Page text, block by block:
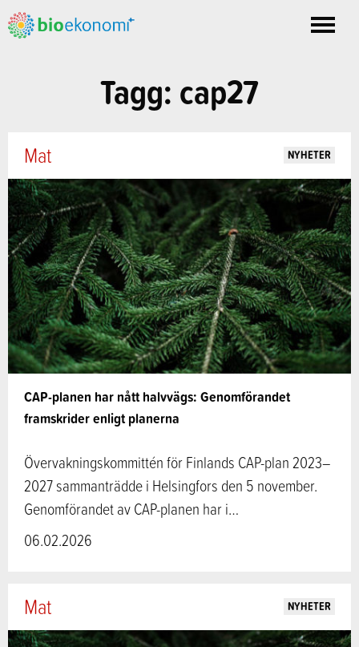
Toggle
Tagg: cap27
CAP-planen har nått halvvägs: Genomförandet
framskrider enligt planerna
Mat NYHETER
Övervakningskommittén för Finlands CAP-plan 2023–
2027 sammanträdde i Helsingfors den 5 november.
Genomförandet av CAP-planen har i…
06.02.2026
Mat NYHETER